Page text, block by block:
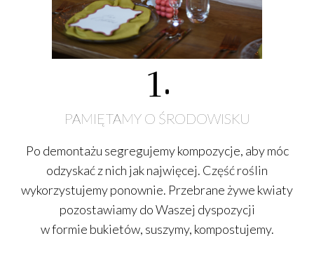
1.
PAMIĘTAMY O ŚRODOWISKU
Po demontażu segregujemy kompozycje, aby móc
odzyskaćz nich jak najwięcej. Część roślin
wykorzystujemy ponownie. Przebrane żywe kwiaty
pozostawiamy do Waszej dyspozycji
w formie bukietów, suszymy, kompostujemy.